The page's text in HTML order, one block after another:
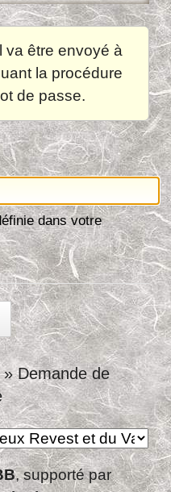
va être envoyé à
la procédure
de passe.
dans votre
»Demande de
, supporté par